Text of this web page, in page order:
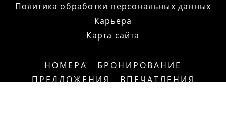
Политика обработки персональных данных
Карьера
Карта сайта
НОМЕРА
БРОНИРОВАНИЕ
ПРЕДЛОЖЕНИЯ
ВПЕЧАТЛЕНИЯ